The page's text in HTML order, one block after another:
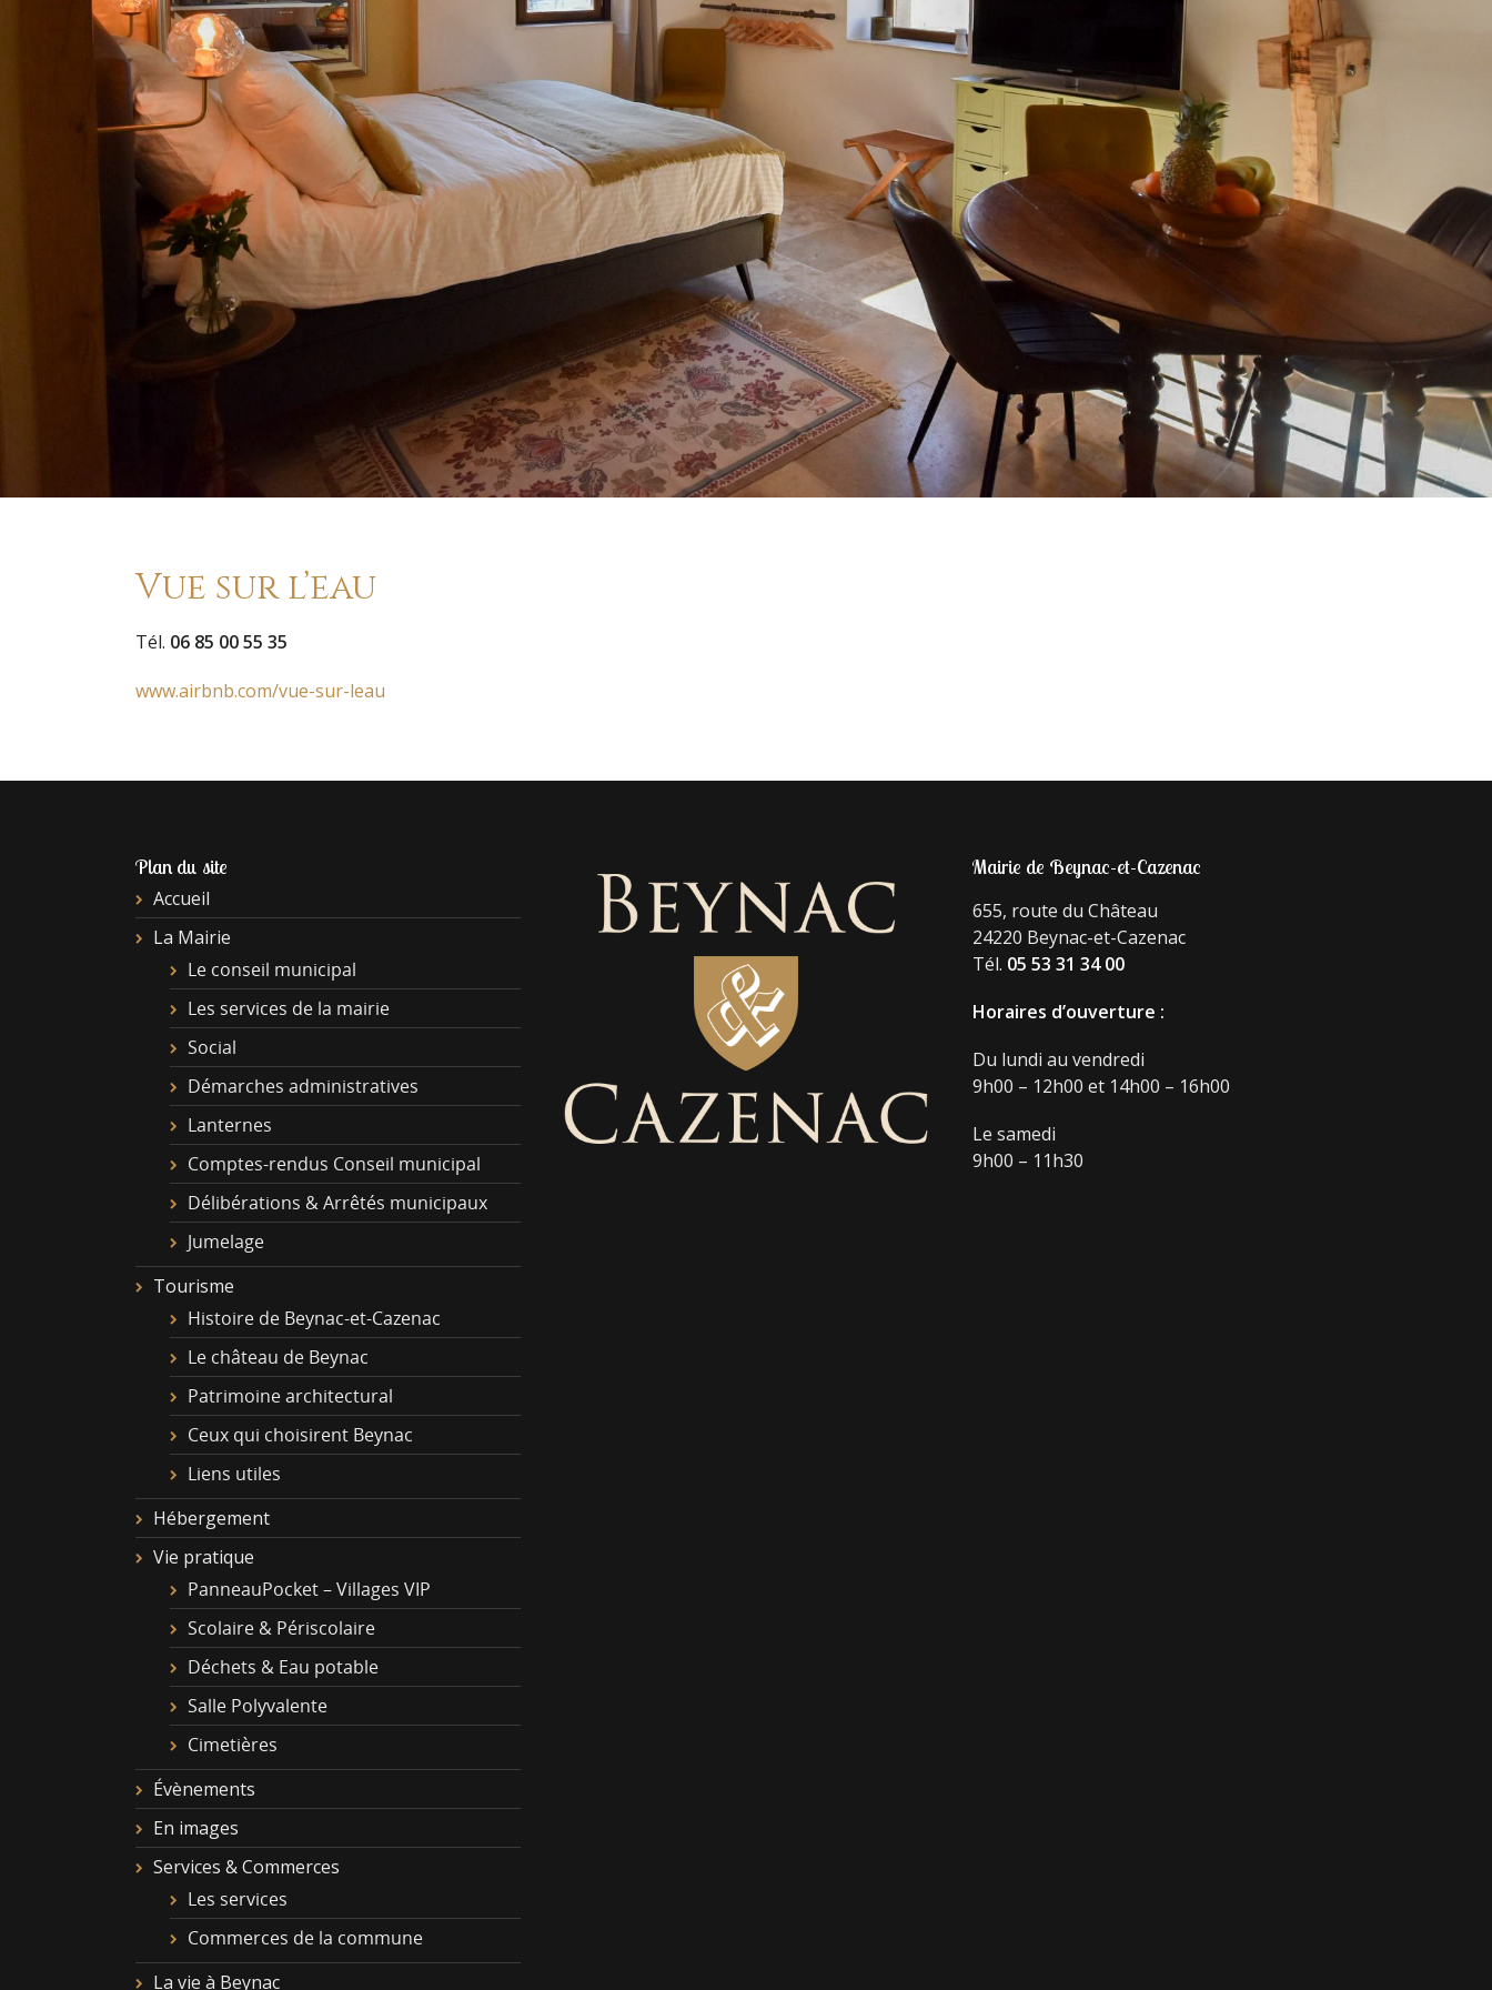
Vue sur l’eau
Tél. 06 85 00 55 35
www.airbnb.com/vue-sur-leau
Plan du site
Accueil
La Mairie
Le conseil municipal
Les services de la mairie
Social
Démarches administratives
Lanternes
Comptes-rendus Conseil municipal
Délibérations & Arrêtés municipaux
Jumelage
Tourisme
Histoire de Beynac-et-Cazenac
Le château de Beynac
Patrimoine architectural
Ceux qui choisirent Beynac
Liens utiles
Hébergement
Vie pratique
PanneauPocket – Villages VIP
Scolaire & Périscolaire
Déchets & Eau potable
Salle Polyvalente
Cimetières
Évènements
En images
Services & Commerces
Les services
Commerces de la commune
La vie à Beynac
Mairie de Beynac-et-Cazenac
655, route du Château
24220 Beynac-et-Cazenac
Tél. 05 53 31 34 00
Horaires d’ouverture :
Du lundi au vendredi
9h00 – 12h00 et 14h00 – 16h00
Le samedi
9h00 – 11h30